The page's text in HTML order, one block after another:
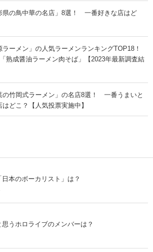
県の鳥中華の名店」8選！ 一番好きな店はど
ラーメン」の人気ラーメンランキングTOP18！
熟成醤油ラーメン肉そば」【2023年最新調査結
の竹岡式ラーメン」の名店8選！ 一番うまいと
はどこ？【人気投票実施中】
本のボーカリスト」は？
うホロライブのメンバーは？